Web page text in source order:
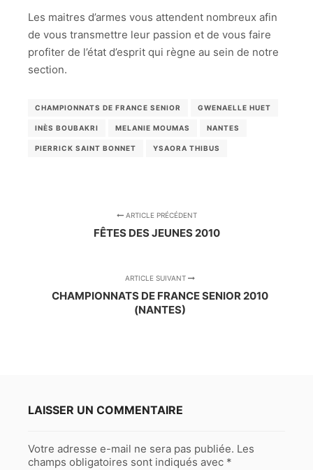
Les maitres d’armes vous attendent nombreux afin
de vous transmettre leur passion et de vous faire
profiter de l’état d’esprit qui règne au sein de notre
section.
CHAMPIONNATS DE FRANCE SENIOR GWENAELLE HUET
INÈS BOUBAKRI MELANIE MOUMAS NANTES
PIERRICK SAINT BONNET YSAORA THIBUS
ARTICLE PRÉCÉDENT
FÊTES DES JEUNES 2010
ARTICLE SUIVANT
CHAMPIONNATS DE FRANCE SENIOR 2010
(NANTES)
LAISSER UN COMMENTAIRE
Votre adresse e-mail ne sera pas publiée. Les
champs obligatoires sont indiqués avec *